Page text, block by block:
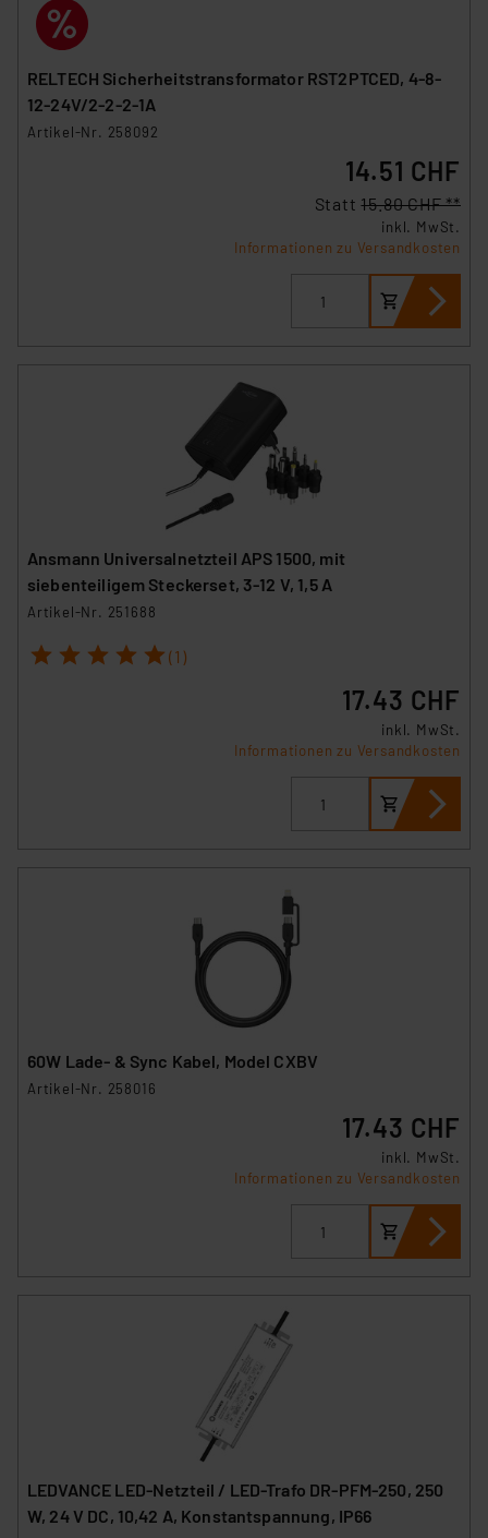
RELTECH Sicherheitstransformator RST2PTCED, 4-8-
12-24V/2-2-2-1A
Artikel-Nr. 258092
14.51 CHF
Statt15.80 CHF **
inkl. MwSt.
Informationen zu Versandkosten
Ansmann Universalnetzteil APS 1500, mit
siebenteiligem Steckerset, 3-12 V, 1,5 A
Artikel-Nr. 251688
1 2 3 4 5 (1)
17.43 CHF
inkl. MwSt.
Informationen zu Versandkosten
60W Lade- & Sync Kabel, Model CXBV
Artikel-Nr. 258016
17.43 CHF
inkl. MwSt.
Informationen zu Versandkosten
LEDVANCE LED-Netzteil / LED-Trafo DR-PFM-250, 250
W, 24 V DC, 10,42 A, Konstantspannung, IP66